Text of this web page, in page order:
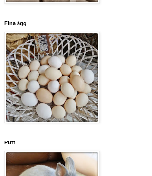
Fina ägg
Puff